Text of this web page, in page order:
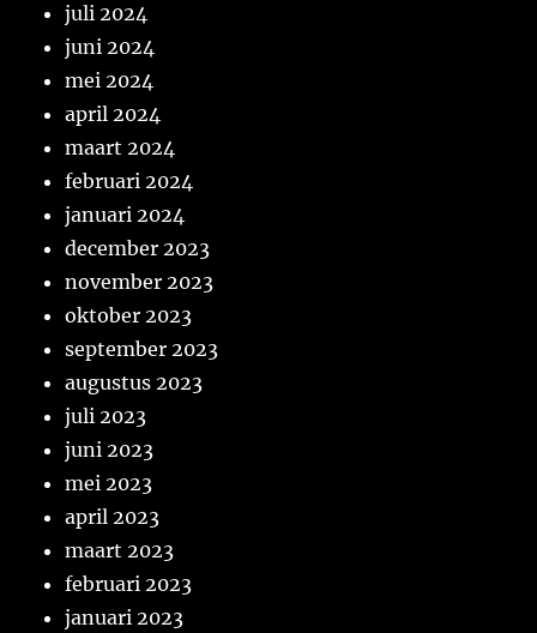
juli 2024
juni 2024
mei 2024
april 2024
maart 2024
februari 2024
januari 2024
december 2023
november 2023
oktober 2023
september 2023
augustus 2023
juli 2023
juni 2023
mei 2023
april 2023
maart 2023
februari 2023
januari 2023